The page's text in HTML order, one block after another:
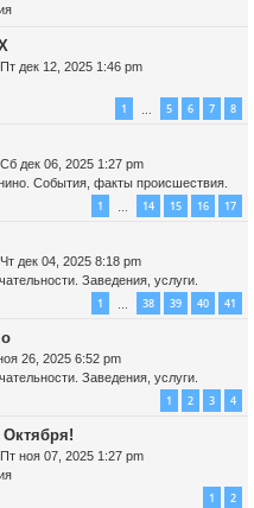
Пт дек 12, 2025 1:46 pm
1 5 6 7 8
Сб дек 06, 2025 1:27 pm
События, факты происшествия.
1 14 15 16 17
Чт дек 04, 2025 8:18 pm
Заведения, услуги.
1 38 39 40 41
26, 2025 6:52 pm
Заведения, услуги.
1 2 3 4
Пт ноя 07, 2025 1:27 pm
1 2